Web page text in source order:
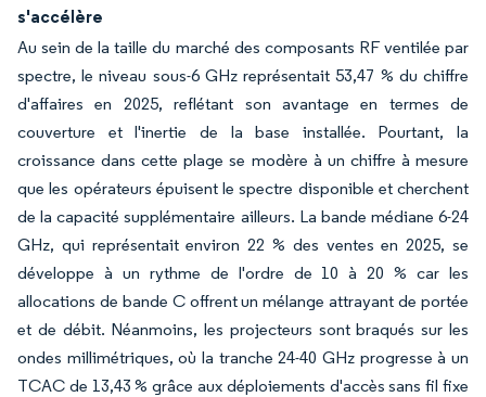
s'accélère
Au sein de la taille du marché des composants RF ventilée par
spectre, le niveau sous-6 GHz représentait 53,47 % du chiffre
d'affaires en 2025, reflétant son avantage en termes de
couverture et l'inertie de la base installée. Pourtant, la
croissance dans cette plage se modère à un chiffre à mesure
que les opérateurs épuisent le spectre disponible et cherchent
de la capacité supplémentaire ailleurs. La bande médiane 6-24
GHz, qui représentait environ 22 % des ventes en 2025, se
développe à un rythme de l'ordre de 10 à 20 % car les
allocations de bande C offrent un mélange attrayant de portée
et de débit. Néanmoins, les projecteurs sont braqués sur les
ondes millimétriques, où la tranche 24-40 GHz progresse à un
TCAC de 13,43 % grâce aux déploiements d'accès sans fil fixe